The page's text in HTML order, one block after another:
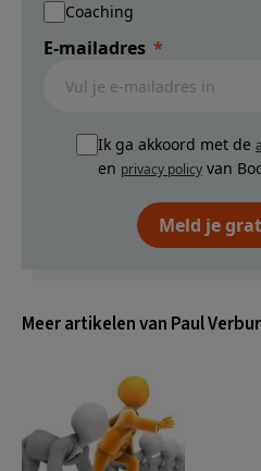
Coaching
E-mailadres
Ik ga akkoord met de
en privacy policy van
Meld je
Meer artikelen van Paul